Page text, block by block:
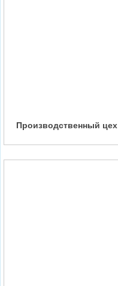
Производственный цех